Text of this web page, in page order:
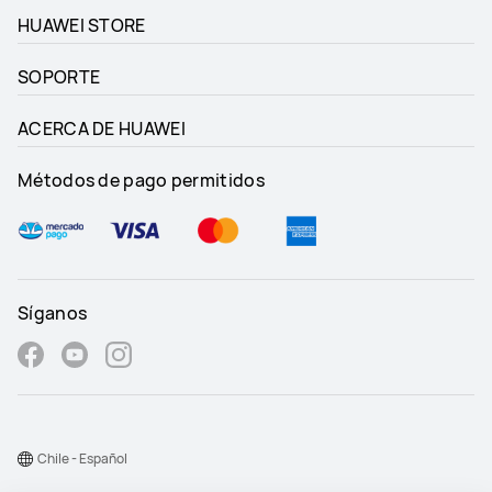
HUAWEI STORE
SOPORTE
ACERCA DE HUAWEI
Métodos de pago permitidos
Síganos
Chile - Español